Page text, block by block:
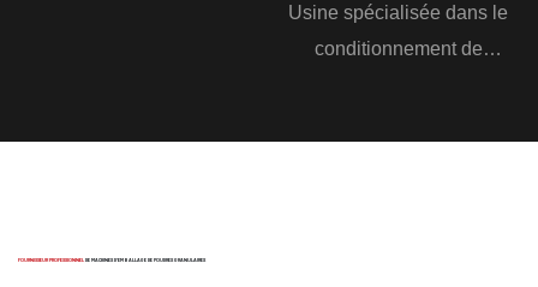
Usine spécialisée dans le
conditionnement de
FOURNISSEUR PROFESSIONNEL DE MACHINES D'EMBALLAGE DE POUDRES GRANULAIRES